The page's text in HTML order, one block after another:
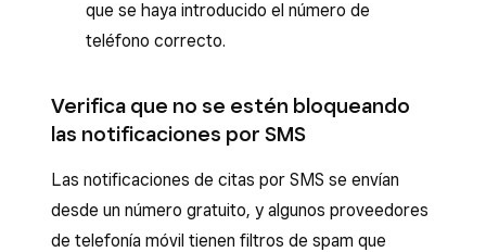
que se haya introducido el número de
teléfono correcto.
Verifica que no se estén bloqueando
las notificaciones por SMS
Las notificaciones de citas por SMS se envían
desde un número gratuito, y algunos proveedores
de telefonía móvil tienen filtros de spam que